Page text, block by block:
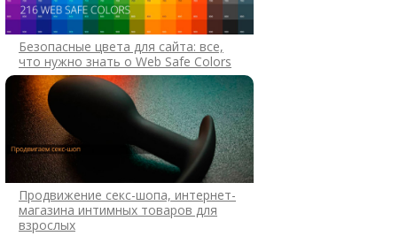
Безопасные цвета для сайта: все,
что нужно знать о Web Safe Colors
Продвижение секс-шопа, интернет-
магазина интимных товаров для
взрослых